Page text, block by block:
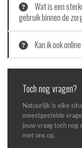
Wat is een
gebruik binnen de
Kan ik ook
Toch nog vragen?
Natuurlijk is elke
meestgestelde
jouw vraag toch nog
met ons op.
5
niet
De